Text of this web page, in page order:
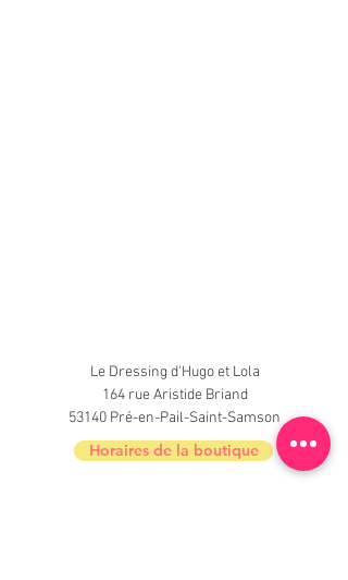
Le Dressing d'Hugo et Lola
164 rue Aristide Briand
53140 Pré-en-Pail-Saint-Samson
Horaires de la boutique